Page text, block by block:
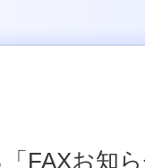
FAXお知